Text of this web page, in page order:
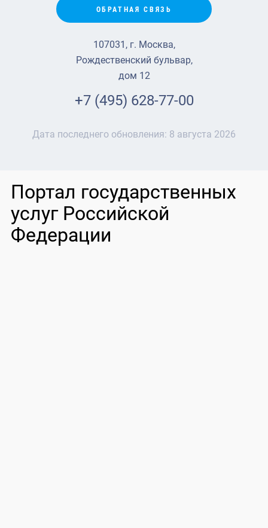
ОБРАТНАЯ СВЯЗЬ
107031, г. Москва,
Рождественский бульвар,
дом 12
+7 (495) 628-77-00
Дата последнего обновления: 8 августа 2026
Портал государственных
услуг Российской
Федерации